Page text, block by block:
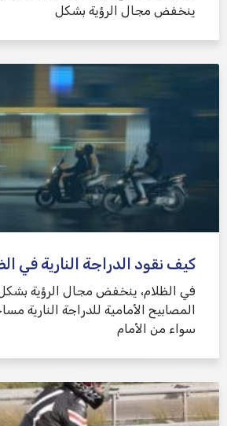
ينخفض ​​مجال الرؤية بشكل
كيف نقود الدراجة النارية في
في الظلام، ينخفض ​​مجال الرؤية
المصابيح الأمامية للدراجة النارية
سواء من الأمام